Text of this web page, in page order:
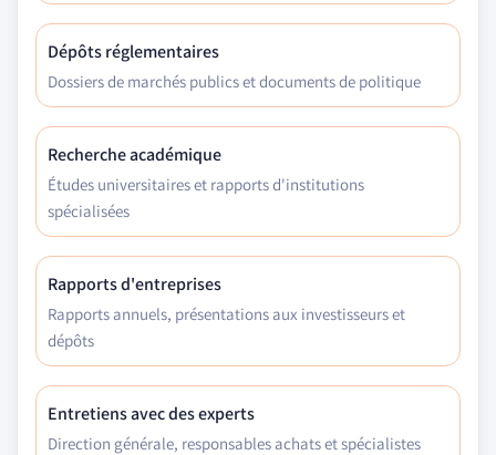
Dépôts réglementaires
Dossiers de marchés publics et documents de politique
Recherche académique
Études universitaires et rapports d'institutions
spécialisées
Rapports d'entreprises
Rapports annuels, présentations aux investisseurs et
dépôts
Entretiens avec des experts
Direction générale, responsables achats et spécialistes